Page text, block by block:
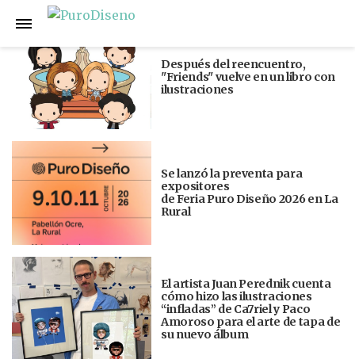
Anterior
Después del reencuentro,
"Friends" vuelve en un libro con
ilustraciones
Se lanzó la preventa para
expositores
de Feria Puro Diseño 2026 en La
Rural
El artista Juan Perednik cuenta
cómo hizo las ilustraciones
“infladas” de Ca7riel y Paco
Amoroso para el arte de tapa de
su nuevo álbum
Siguiente